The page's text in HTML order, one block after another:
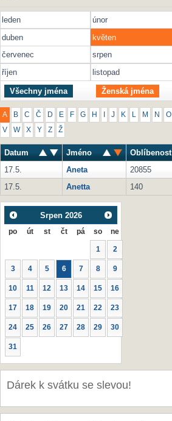
leden únor
duben
květen
červenec
srpen
říjen
listopad
Všechny jména Ženská jména
A B C Č D E F G H J K M N O
V W X Y Z Ž
Datum Jméno Oblíbenost
17.5.
Aneta 20855
17.5.
Anetta 140
Srpen 2026
po út st čt pá so ne
1 2
3 4 5 6 7 8 9
10 11 12 13 14 15 16
17 18 19 20 21 22 23
24 25 26 27 28 29 30
31
Dárek k svátku se slevou!